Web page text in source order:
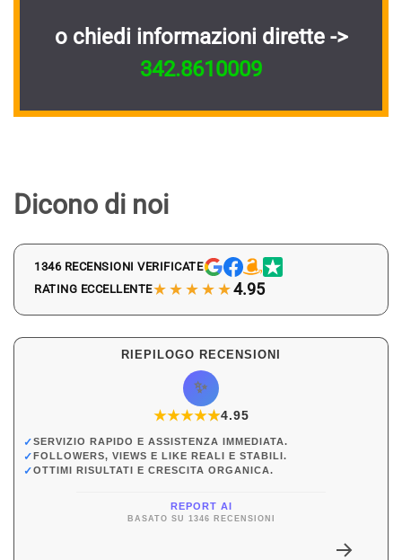
o chiedi informazioni dirette ->
342.8610009
Dicono di noi
1346 RECENSIONI VERIFICATE
RATING ECCELLENTE★★★★★4.95
RIEPILOGO RECENSIONI
✨
★★★★★
★4.95
✓SERVIZIO RAPIDO E ASSISTENZA IMMEDIATA.
✓FOLLOWERS, VIEWS E LIKE REALI E STABILI.
✓OTTIMI RISULTATI E CRESCITA ORGANICA.
REPORT AI
BASATO SU 1346 RECENSIONI